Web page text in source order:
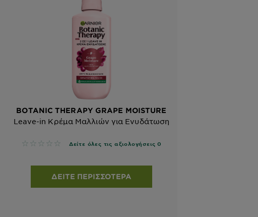
BOTANIC THERAPY GRAPE MOISTURE
Leave-in Κρέμα Μαλλιών για Ενυδάτωση
No reviews Δείτε όλες τις αξιολογήσεις 0
ΔΕΊΤΕ ΠΕΡΙΣΣΌΤΕΡΑ